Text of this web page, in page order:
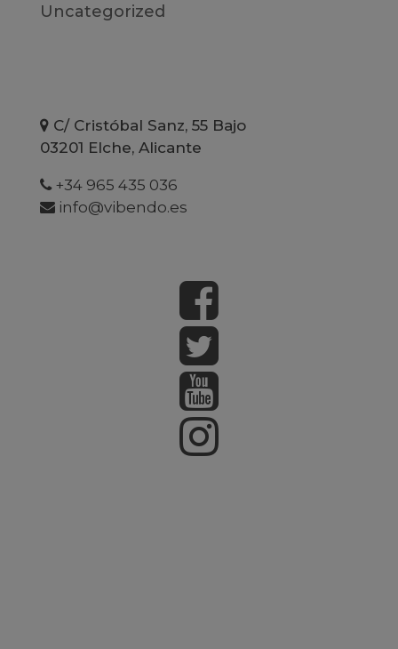
Uncategorized
C/ Cristóbal Sanz, 55 Bajo
03201 Elche, Alicante
+34 965 435 036
info@vibendo.es